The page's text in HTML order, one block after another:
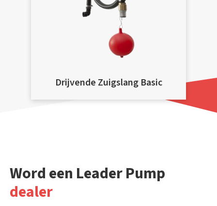
Drijvende Zuigslang Basic
Word een Leader Pump
dealer